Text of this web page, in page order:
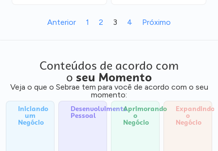
Anterior 1 2 3 4 Próximo
Conteúdos de acordo com
o seu Momento
Veja o que o Sebrae tem para você de acordo com o seu
momento:
Iniciando
um
Negócio
Desenvolvimento
Pessoal
Aprimorando
o
Negócio
Expandindo
o
Negócio